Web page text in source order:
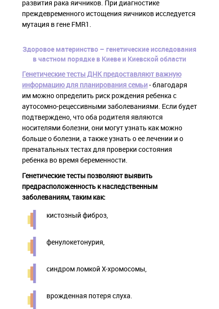
развития рака яичников. При диагностике
преждевременного истощения яичников исследуется
мутация в гене FMR1.
Здоровое материнство – генетические исследования
в частном порядке в Киеве и Киевской области
Генетические тесты ДНК предоставляют важную
информацию для планирования семьи- благодаря
им можно определить риск рождения ребенка с
аутосомно-рецессивными заболеваниями. Если будет
подтверждено, что оба родителя являются
носителями болезни, они могут узнать как можно
больше о болезни, а также узнать о ее лечении и о
пренатальных тестах для проверки состояния
ребенка во время беременности.
Генетические тесты позволяют выявить
предрасположенность к наследственным
заболеваниям, таким как:
кистозный фиброз,
фенулокетонурия,
синдром ломкой Х-хромосомы,
врожденная потеря слуха.